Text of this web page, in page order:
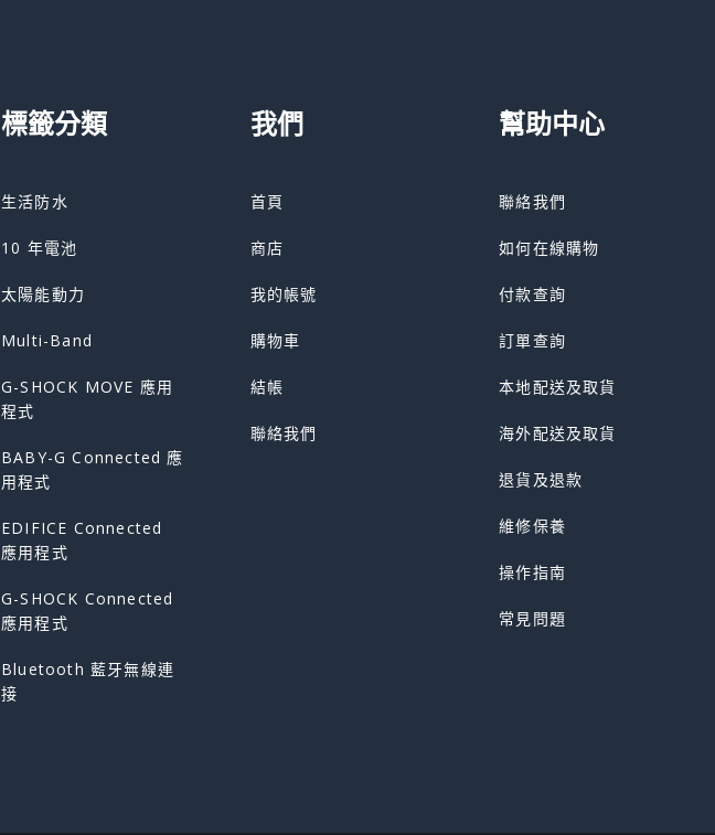
標籤分類
生活防水
10 年電池
太陽能動力
Multi-Band
G-SHOCK MOVE 應用
程式
BABY-G Connected 應
用程式
EDIFICE Connected
應用程式
G-SHOCK Connected
應用程式
Bluetooth 藍牙無線連
接
我們
首頁
商店
我的帳號
購物車
結帳
聯絡我們
幫助中心
聯絡我們
如何在線購物
付款查詢
訂單查詢
本地配送及取貨
海外配送及取貨
退貨及退款
維修保養
操作指南
常見問題